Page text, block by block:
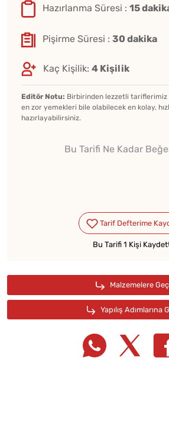
Hazırlanma Süresi : 15
Pişirme Süresi : 30 dakika
Kaç Kişilik: 4 Kişilik
Editör Notu: Birbirinden lezzetli tariflerimiz
en zor yemekleri bile olabilecek en kolay,
hazırlayabilirsiniz.
Bu Tarifi Ne Kadar
Bu Tarifi 1 Kişi